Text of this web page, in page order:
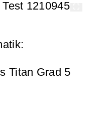
Titan Grad 5